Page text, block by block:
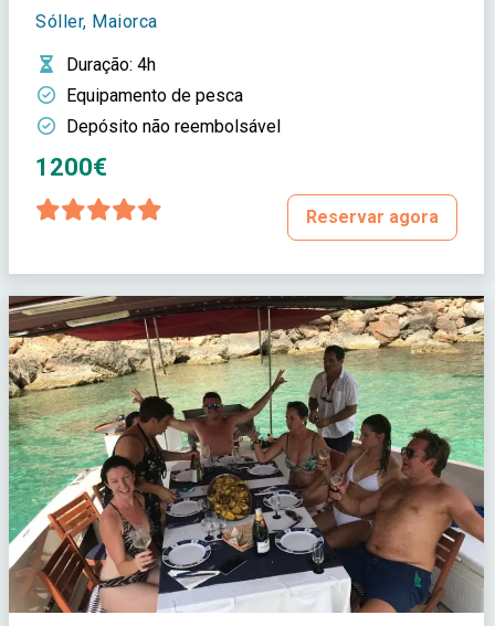
Sóller, Maiorca
Duração: 4h
Equipamento de pesca
Depósito não reembolsável
1200€
Reservar agora